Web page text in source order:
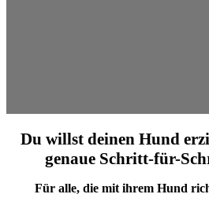
Du willst deinen Hund
genaue Schritt-für-
Für alle, die mit ihrem Hund